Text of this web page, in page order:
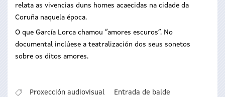
relata as vivencias duns homes acaecidas na cidade da
Coruña naquela época.
O que García Lorca chamou “amores escuros”. No
documental inclúese a teatralización dos seus sonetos
sobre os ditos amores.
Proxección audiovisual
Entrada de balde